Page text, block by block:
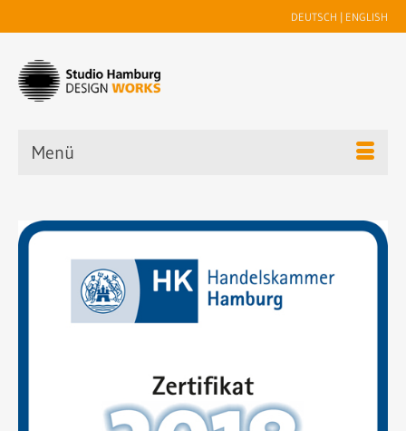
DEUTSCH | ENGLISH
Menü